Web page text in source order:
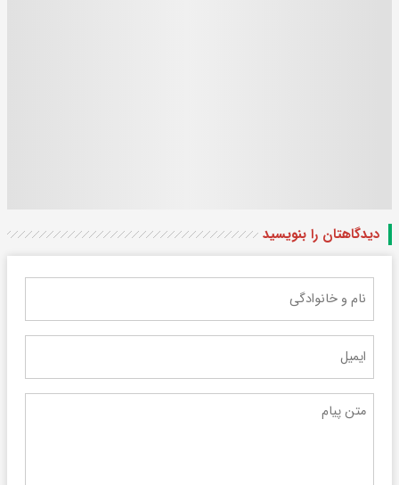
دیدگاهتان را بنویسید